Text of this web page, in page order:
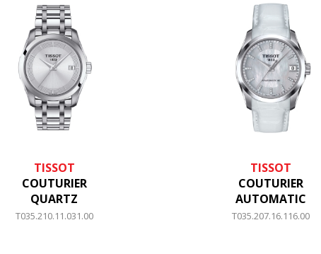
TISSOT
COUTURIER
QUARTZ
T035.210.11.031.00
TISSOT
COUTURIER
AUTOMATIC
T035.207.16.116.00